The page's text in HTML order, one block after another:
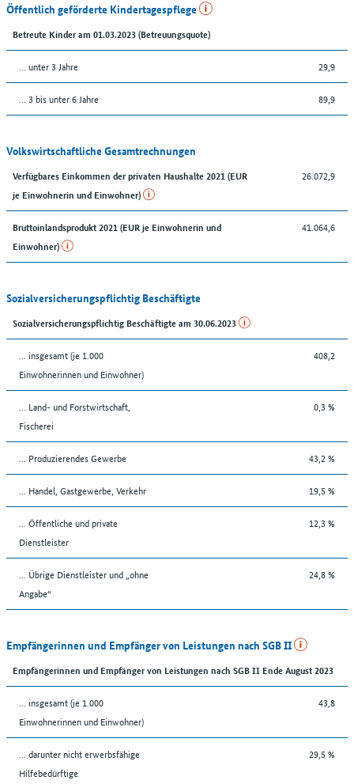
Öffentlich geförderte Kindertagespflege
Betreute Kinder am 01.03.2023 (Betreuungsquote)
… unter 3 Jahre 29,9
… 3 bis unter 6 Jahre 89,9
Volkswirtschaftliche Gesamtrechnungen
Verfügbares Einkommen der privaten Haushalte 2021 (EUR
je Einwohnerin und Einwohner)
26.072,9
Bruttoinlandsprodukt 2021 (EUR je Einwohnerin und
Einwohner)
41.064,6
Sozialversicherungspflichtig Beschäftigte
Sozialversicherungspflichtig Beschäftigte am 30.06.2023
... insgesamt (je 1.000
Einwohnerinnen und Einwohner)
408,2
... Land- und Forstwirtschaft,
Fischerei
0,3 %
... Produzierendes Gewerbe 43,2 %
... Handel, Gastgewerbe, Verkehr 19,5 %
... Öffentliche und private
Dienstleister
12,3 %
... Übrige Dienstleister und „ohne
Angabe“
24,8 %
Empfängerinnen und Empfänger von Leistungen nach SGB II
Empfängerinnen und Empfänger von Leistungen nach SGB II Ende August 2023
... insgesamt (je 1.000
Einwohnerinnen und Einwohner)
43,8
... darunter nicht erwerbsfähige
Hilfebedürftige
29,5 %